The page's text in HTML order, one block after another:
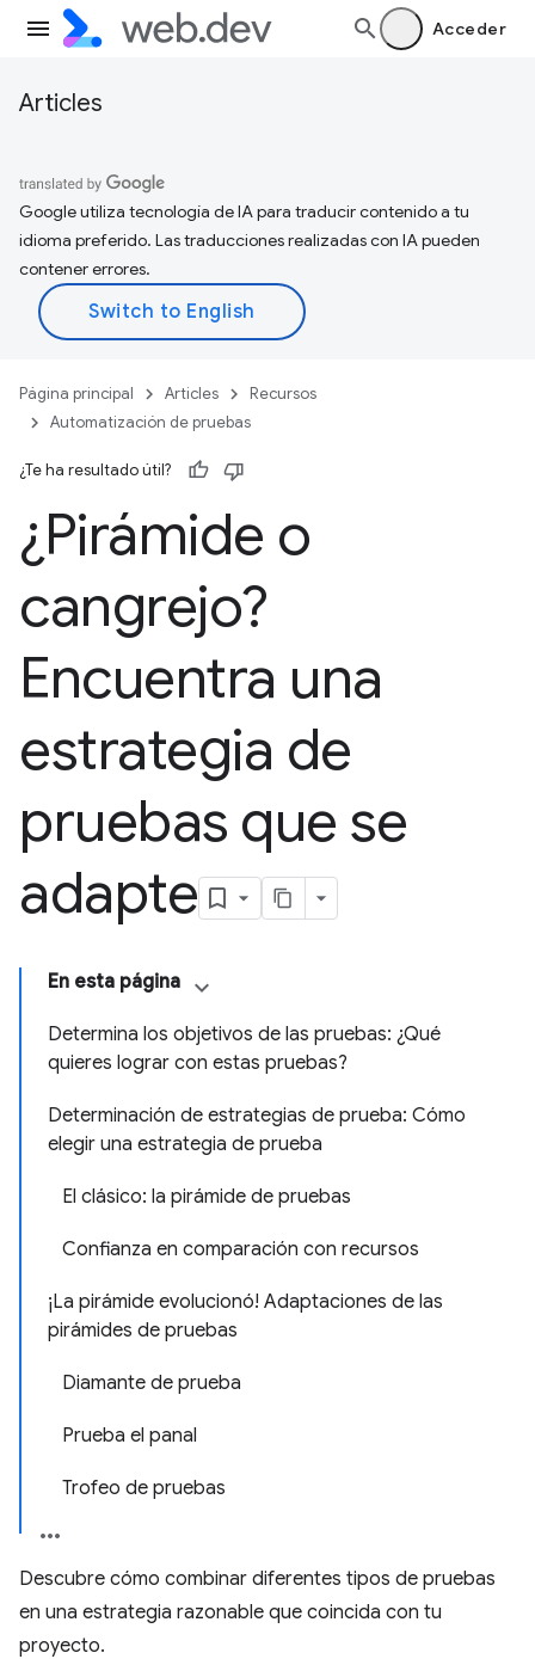
Acceder
Articles
Google utiliza tecnología de IA para traducir contenido a tu
idioma preferido. Las traducciones realizadas con IA pueden
contener errores.
Página principal Articles
Recursos
Automatización de pruebas
¿Te ha resultado útil?
¿Pirámide o
cangrejo?
Encuentra una
estrategia de
pruebas que se
adapte
En esta página
Determina los objetivos de las pruebas: ¿Qué
quieres lograr con estas pruebas?
Determinación de estrategias de prueba: Cómo
elegir una estrategia de prueba
El clásico: la pirámide de pruebas
Confianza en comparación con recursos
¡La pirámide evolucionó! Adaptaciones de las
pirámides de pruebas
Diamante de prueba
Prueba el panal
Trofeo de pruebas
Descubre cómo combinar diferentes tipos de pruebas
en una estrategia razonable que coincida con tu
proyecto.